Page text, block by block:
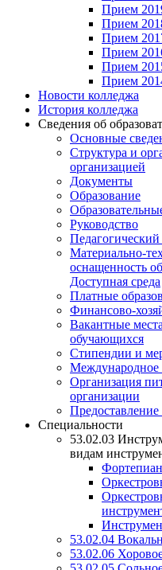
Прием
Прием
Прием
Прием
Прием
Прием
Новости колледжа
История колледжа
Сведения об
Основные
Структура и
организацией
Документы
Образование
Руководство
Педагогический
Материально-
оснащенность
Доступная среда
Платные
Финансово-
Вакантные
обучающихся
Стипендии и
Международное
Организация
организации
Предоставление
Специальности
53.02.03
видам
53.02.04
53.02.06